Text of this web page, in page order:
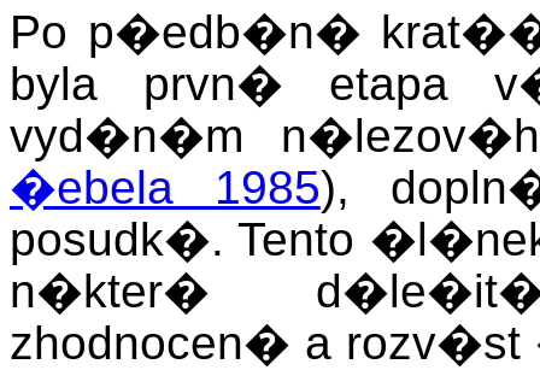
Po p�edb�n�
byla prvn� etapa
vyd�n�m
�ebela 1985),
posudk�. Tento
n�kter�
zhodnocen� a